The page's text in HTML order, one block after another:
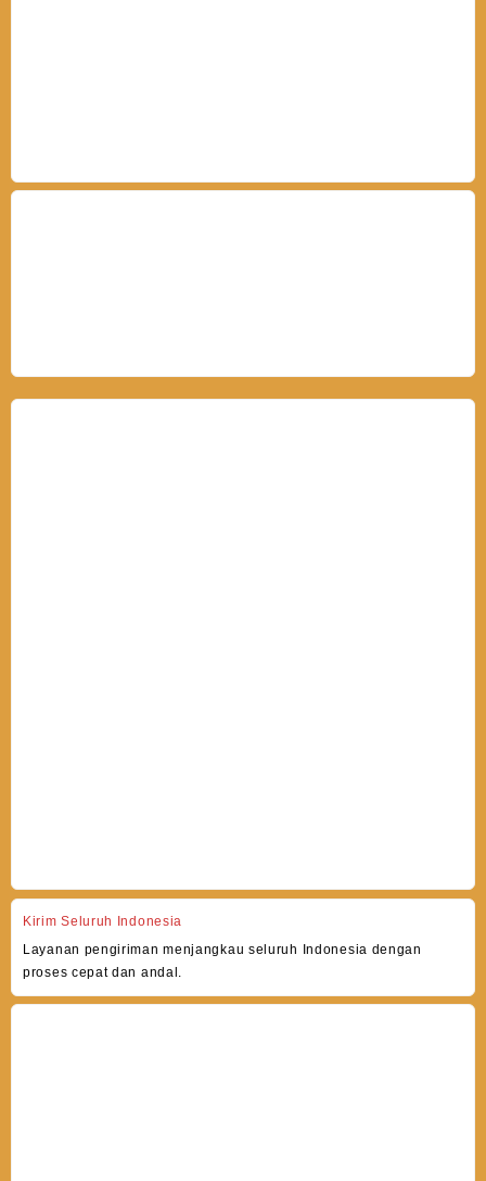
Kirim Seluruh Indonesia
Layanan pengiriman menjangkau seluruh Indonesia dengan
proses cepat dan andal.